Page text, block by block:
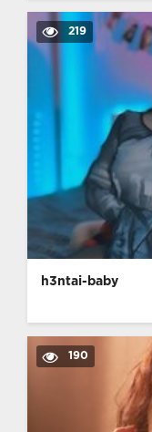
219
h3ntai-baby
190